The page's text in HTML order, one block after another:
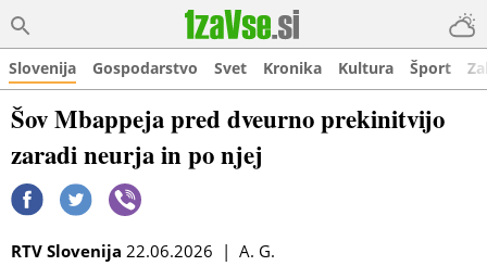
Slovenija Gospodarstvo Svet Kronika Kultura Šport
Šov Mbappeja pred dveurno prekinitvijo
zaradi neurja in po njej
RTV Slovenija 22.06.2026 | A. G.